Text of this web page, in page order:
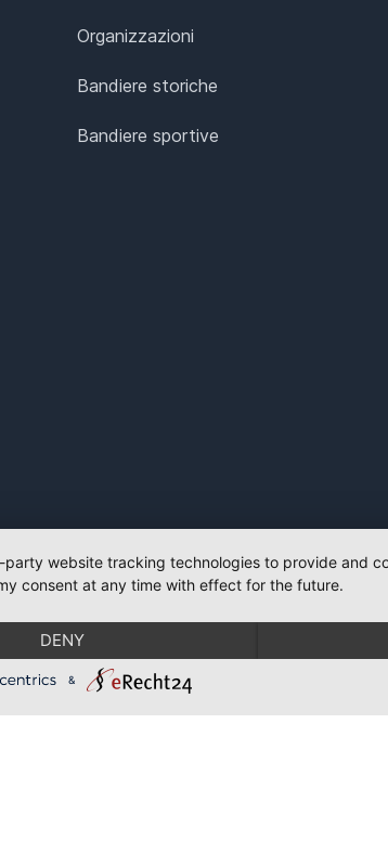
Organizzazioni
Bandiere storiche
Bandiere sportive
party website tracking technologies to provide and
consent at any time with effect for the future.
DENY
&